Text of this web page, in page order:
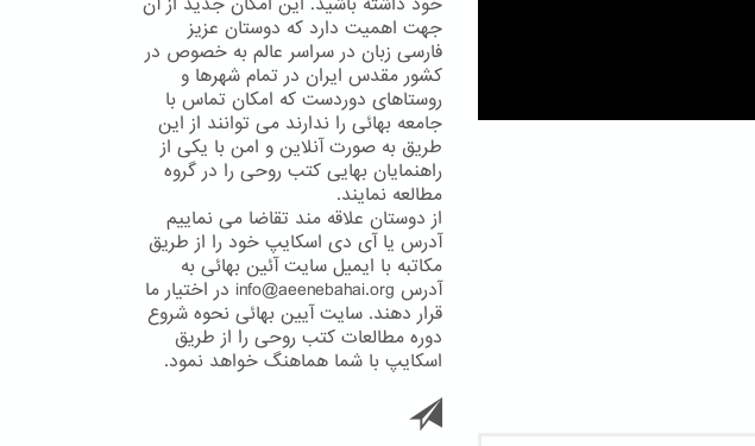
جهت اهمیت دارد که دوستان عزیز
فارسی زبان در سراسر عالم به خصوص در
کشور مقدس ایران در تمام شهرها و
روستاهای دوردست که امکان تماس با
جامعه بهائی را ندارند می توانند از این
طریق به صورت آنلاین و امن با یکی از
راهنمایان بهایی کتب روحی را در گروه
مطالعه نمایند.
از دوستان علاقه مند تقاضا می نماییم
آدرس یا آی دی اسکایپ خود را از طریق
مکاتبه با ایمیل سایت آئین بهائی به
آدرس info@aeenebahai.org در اختیار ما
قرار دهند. سایت آیین بهائی نحوه شروع
دوره مطالعات کتب روحی را از طریق
اسکایپ با شما هماهنگ خواهد نمود.